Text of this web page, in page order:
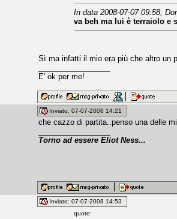
In data 2008-07-07 09:58,
va beh ma lui è terraiolo e
Sì ma infatti il mio era più che altro un
E' ok per me!
Inviato: 07-07-2008 14:21
che cazzo di partita..penso una delle
Torno ad essere Eliot Ness...
Inviato: 07-07-2008 14:53
quote: